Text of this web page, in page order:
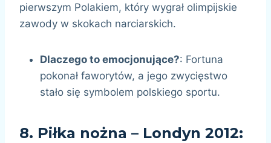
pierwszym Polakiem, który wygrał olimpijskie
zawody w skokach narciarskich.
Dlaczego to emocjonujące?: Fortuna
pokonał faworytów, a jego zwycięstwo
stało się symbolem polskiego sportu.
8. Piłka nożna – Londyn 2012: